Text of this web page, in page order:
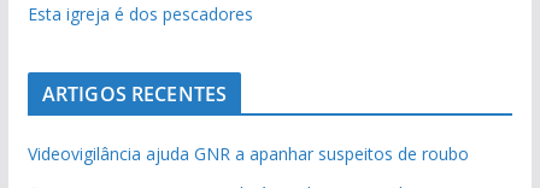
Esta igreja é dos pescadores
ARTIGOS RECENTES
Videovigilância ajuda GNR a apanhar suspeitos de roubo